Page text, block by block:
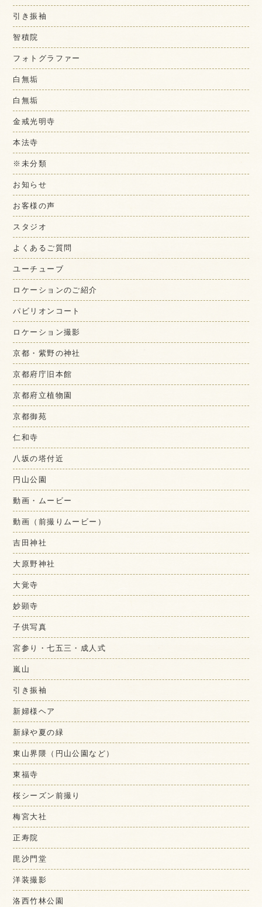
引き振袖
智積院
フォトグラファー
白無垢
白無垢
金戒光明寺
本法寺
※未分類
お知らせ
お客様の声
スタジオ
よくあるご質問
ユーチューブ
ロケーションのご紹介
パビリオンコート
ロケーション撮影
京都・紫野の神社
京都府庁旧本館
京都府立植物園
京都御苑
仁和寺
八坂の塔付近
円山公園
動画・ムービー
動画（前撮りムービー）
吉田神社
大原野神社
大覚寺
妙顕寺
子供写真
宮参り・七五三・成人式
嵐山
引き振袖
新婦様ヘア
新緑や夏の緑
東山界隈（円山公園など）
東福寺
桜シーズン前撮り
梅宮大社
正寿院
毘沙門堂
洋装撮影
洛西竹林公園